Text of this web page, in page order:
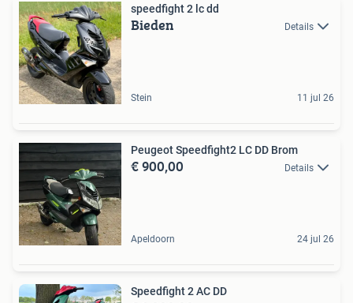
speedfight 2 lc dd
Bieden Details
Stein 11 jul 26
Peugeot Speedfight2 LC DD Brom
€ 900,00 Details
Apeldoorn 24 jul 26
Speedfight 2 AC DD